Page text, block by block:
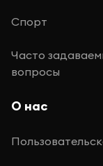
Спорт
Часто
вопросы
О нас